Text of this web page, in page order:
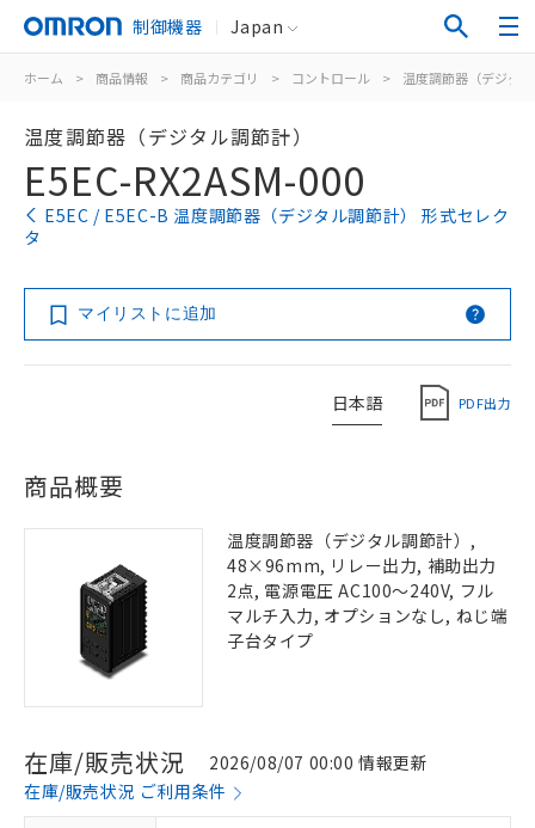
制御機器 Japan
ホーム > 商品情報 > 商品カテゴリ > コントロール > 温度調節器（デジタ
温度調節器（デジタル調節計）
E5EC-RX2ASM-000
E5EC / E5EC-B 温度調節器（デジタル調節計） 形式セレク
タ
マイリストに追加
日本語 PDF出力
商品概要
温度調節器（デジタル調節計）,
48×96mm, リレー出力, 補助出力
2点, 電源電圧 AC100～240V, フル
マルチ入力, オプションなし, ねじ端
子台タイプ
在庫/販売状況
2026/08/07 00:00 情報更新
在庫/販売状況 ご利用条件